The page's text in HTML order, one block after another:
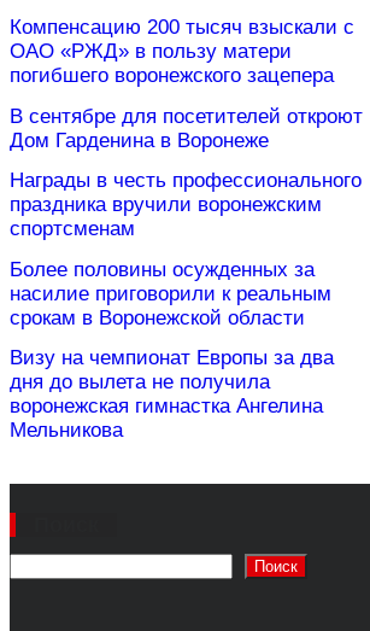
Компенсацию 200 тысяч взыскали с
ОАО «РЖД» в пользу матери
погибшего воронежского зацепера
В сентябре для посетителей откроют
Дом Гарденина в Воронеже
Награды в честь профессионального
праздника вручили воронежским
спортсменам
Более половины осужденных за
насилие приговорили к реальным
срокам в Воронежской области
Визу на чемпионат Европы за два
дня до вылета не получила
воронежская гимнастка Ангелина
Мельникова
Поиск